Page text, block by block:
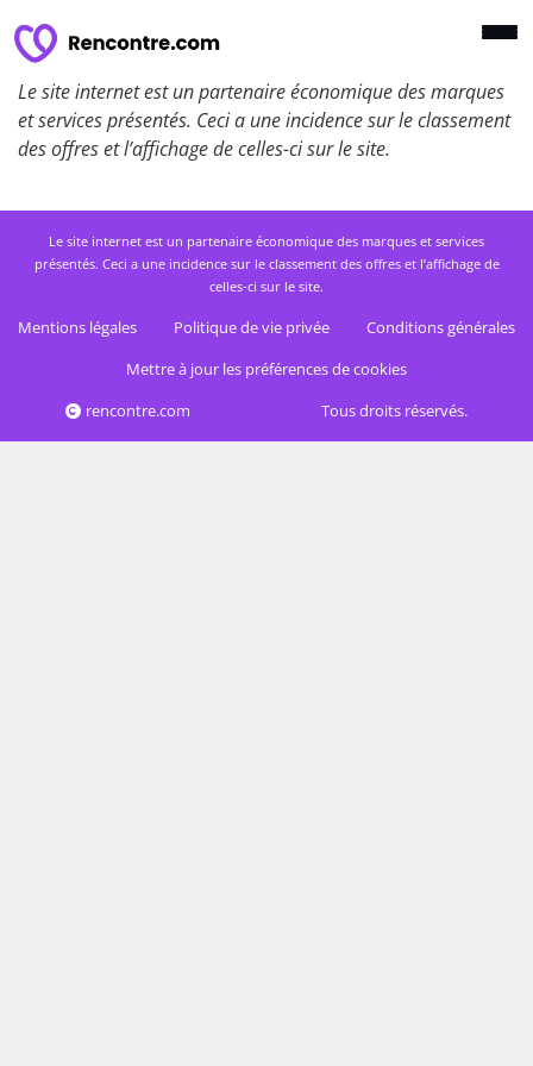
Le site internet est un partenaire économique des marques
et services présentés. Ceci a une incidence sur le classement
des offres et l’affichage de celles-ci sur le site.
Le site internet est un partenaire économique des marques et services
présentés. Ceci a une incidence sur le classement des offres et l’affichage de
celles-ci sur le site.
Mentions légales Politique de vie privée
Conditions générales
Mettre à jour les préférences de cookies
rencontre.com
Tous droits réservés.